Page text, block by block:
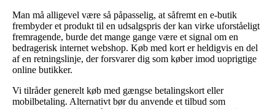
Man må alligevel være så påpasselig, at såfremt en e-butik
frembyder et produkt til en udsalgspris der kan virke uforståeligt
fremragende, burde det mange gange være et signal om en
bedragerisk internet webshop. Køb med kort er heldigvis en del
af en retningslinje, der forsvarer dig som køber imod uoprigtige
online butikker.
Vi tilråder generelt køb med gængse betalingskort eller
mobilbetaling. Alternativt bør du anvende et tilbud som